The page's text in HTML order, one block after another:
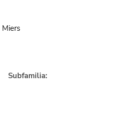
Miers
Subfamilia: